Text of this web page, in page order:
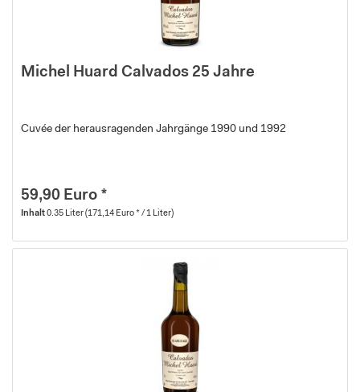
Michel Huard Calvados 25 Jahre
Cuvée der herausragenden Jahrgänge 1990 und 1992
59,90 Euro *
Inhalt0.35 Liter(171,14 Euro * / 1 Liter)